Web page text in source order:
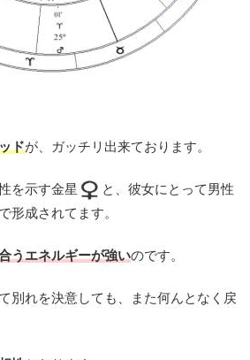
ドが、ガッチリ出来ております。
を示す金星
と、彼女にとって男性
形成されてます。
うエネルギーが強いのです。
別れを決意しても、また何んとなく戻